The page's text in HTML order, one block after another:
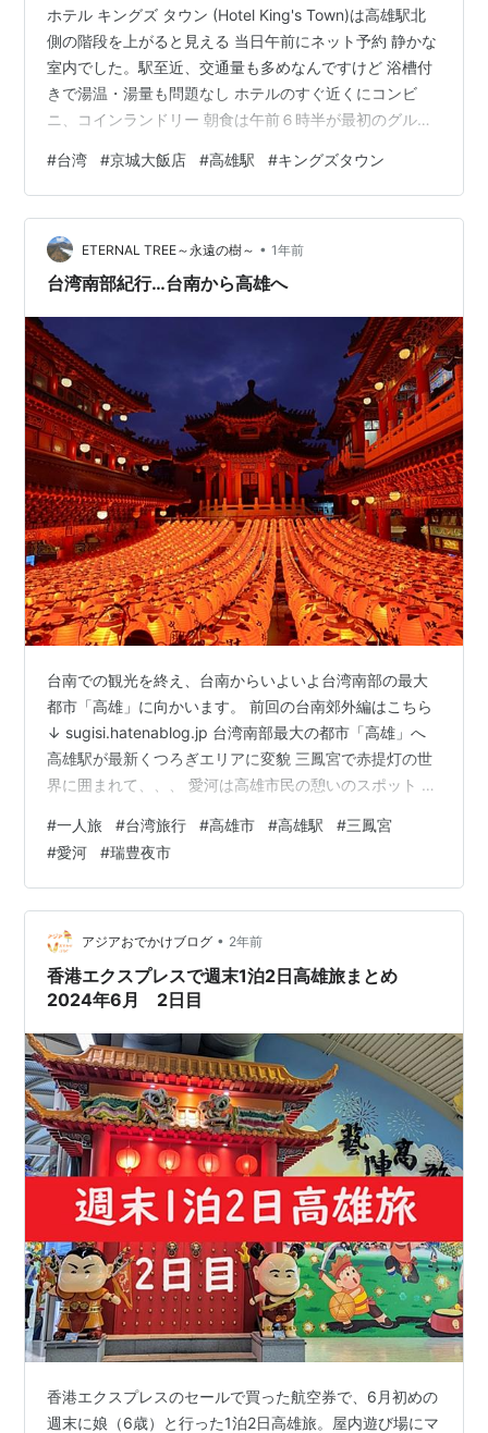
ホテル キングズ タウン (Hotel King's Town)は高雄駅北
側の階段を上がると見える 当日午前にネット予約 静かな
室内でした。駅至近、交通量も多めなんですけど 浴槽付
きで湯温・湯量も問題なし ホテルのすぐ近くにコンビ
ニ、コインランドリー 朝食は午前６時半が最初のグルー
駅階段を北に上がると見える京城大飯店】
#台湾 #京城大飯店 #高雄駅 #キングズタウン
ETERNAL TREE～永遠の樹～ • 1年前
台湾南部紀行…台南から高雄へ
台南での観光を終え、台南からいよいよ台湾南部の最大
都市「高雄」に向かいます。 前回の台南郊外編はこちら
↓ sugisi.hatenablog.jp 台湾南部最大の都市「高雄」へ
高雄駅が最新くつろぎエリアに変貌 三鳳宮で赤提灯の世
界に囲まれて、、、 愛河は高雄市民の憩いのスポット 高
タイム♪ 愛河之心まで散歩しながら年末の高雄の夜を堪能
台湾南部最大の都市「高雄」へ 自強号の切符を買おうと
するも立席しかないとのことで、４０分程デッキでのん
びり立ながら移動、通勤電車のぎゅうぎゅうに比べれば
全然楽なものです。４時間以上ものギュウギュウ立ちっ
ぱに比…
#一人旅 #台湾旅行 #高雄市 #高雄駅 #三鳳宮
#愛河 #瑞豊夜市
アジアおでかけブログ • 2年前
香港エクスプレスで週末1泊2日高雄旅まとめ
2024年6月 2日目
香港エクスプレスのセールで買った航空券で、6月初めの
週末に娘（6歳）と行った1泊2日高雄旅。屋内遊び場にマ